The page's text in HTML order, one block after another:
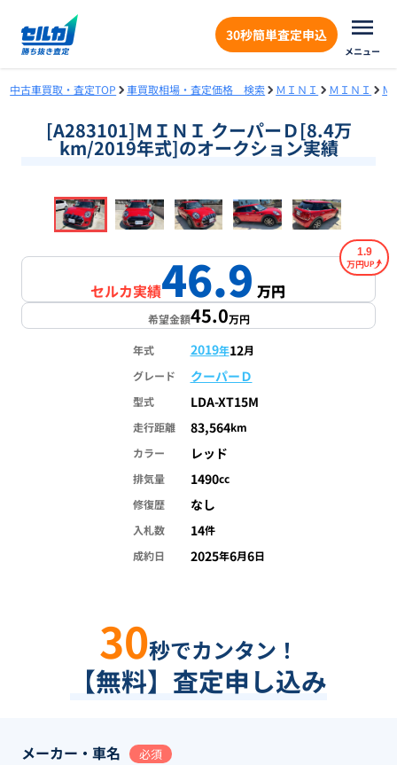
30秒簡単査定申込
メニュー
中古車買取・査定TOP 車買取相場・査定価格 検索 ＭＩＮＩ ＭＩＮＩ Ｍ
[A283101]ＭＩＮＩ クーパーＤ[8.4万
km/2019年式]のオークション実績
1/18
セルカ実績46.9万円
1.9
万円
希望金額45.0万円
年式 2019年12月
グレード
クーパーＤ
型式 LDA-XT15M
走行距離 83,564km
カラー
レッド
排気量 1490cc
修復歴
なし
入札数 14件
成約日
2025年6月6日
30秒でカンタン！
【無料】査定申し込み
メーカー・車名 必須